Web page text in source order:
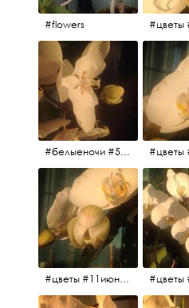
#flowers
#белыеночи #5утра #11июня2017 #цветы
#цветы #11июня2017